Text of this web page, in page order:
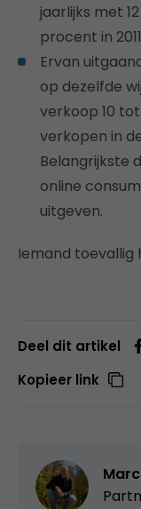
jaarlijks met
procent in
Ervan
op dezelfde
verkoop 10
verkopen in
Belangrijkste
online
uitgeven.
Iemand toevallig
Deel dit artikel
Kopieer link